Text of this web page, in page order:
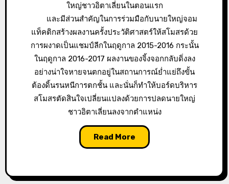
ใหญ่ชาวอิตาเลี่ยนในตอนแรก
และมีส่วนสำคัญในการร่วมมือกับนายใหญ่จอม
แท็คติกสร้างผลงานครั้งประวัติศาสตร์ให้สโมสรด้วย
การผงาดเป็นแชมป์ลีกในฤดูกาล 2015-2016 กระนั้น
ในฤดูกาล 2016-2017 ผลงานของจิ้งจอกกลับดิ่งลง
อย่างน่าใจหายจนตกอยู่ในสถานการณ์ย่ำแย่ถึงขั้น
ต้องดิ้นรนหนีการตกชั้น และนั่นก็ทำให้บอร์ดบริหาร
สโมสรตัดสินใจเปลี่ยนแปลงด้วยการปลดนายใหญ่
ชาวอิตาเลี่ยนลงจากตำแหน่ง
Read More